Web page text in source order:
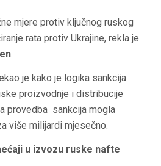
mjere protiv ključnog ruskog
rata protiv Ukrajine, rekla je
.
je kako je logika sankcija
proizvodnje i distribucije
provedba sankcija mogla
više milijardi mjesečno.
u izvozu ruske nafte